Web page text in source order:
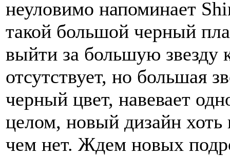
неуловимо напоминает
такой большой черный
выйти за большую звезду
отсутствует, но большая
черный цвет, навевает
целом, новый дизайн
чем нет. Ждем новых